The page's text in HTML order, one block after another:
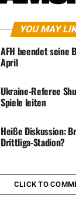
YOU MAY
AFH beendet seine
April
Ukraine-Referee
Spiele leiten
Heiße Diskussion:
Drittliga-Stadion?
CLICK TO